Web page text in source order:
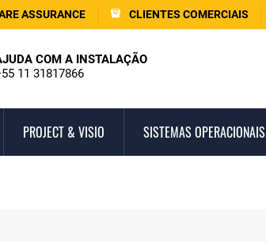
ASSURANCE CLIENTES COMERCIAIS
COM A INSTALAÇÃO
11 31817866
PROJECT & VISIO SISTEMAS OPERACIONAIS